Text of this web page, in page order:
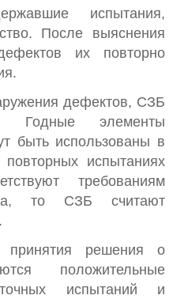
испытания,
После выяснения
их повторно
дефектов, СЗБ
Годные элементы
быть использованы в
испытаниях
требованиям
то СЗБ считают
решения о
положительные
испытаний и